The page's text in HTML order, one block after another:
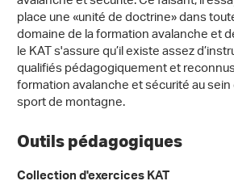
place une «unité de doctrine» dans
domaine de la formation avalanche et
le KAT s'assure qu’il existe assez
qualifiés pédagogiquement et
formation avalanche et sécurité au
sport de montagne.
Outils pédagogiques